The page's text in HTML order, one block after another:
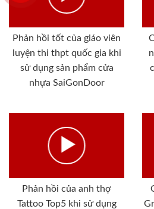
Phản hồi tốt của giáo viên
luyện thi thpt quốc gia khi
sử dụng sản phẩm cửa
nhựa SaiGonDoor
Phản hồi của anh thợ
Tattoo Top5 khi sử dụng